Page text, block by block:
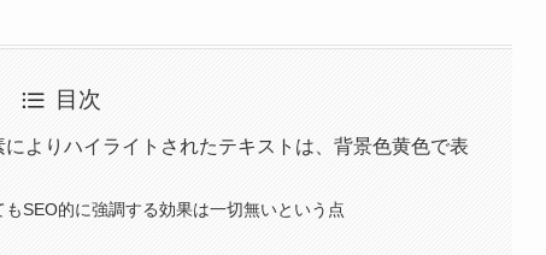
目次
よりハイライトされたテキストは、背景色黄色で表
SEO的に強調する効果は一切無いという点